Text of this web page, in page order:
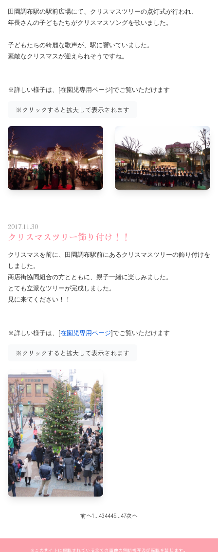
田園調布駅の駅前広場にて、クリスマスツリーの点灯式が行われ、
年長さんの子どもたちがクリスマスソングを歌いました。
子どもたちの綺麗な歌声が、駅に響いていました。
素敵なクリスマスが迎えられそうですね。
※詳しい様子は、[在園児専用ページ]でご覧いただけます
※クリックすると拡大して表示されます
2017.11.30
クリスマスツリー飾り付け！！
クリスマスを前に、田園調布駅前にあるクリスマスツリーの飾り付けを
しました。
商店街協同組合の方とともに、親子一緒に楽しみました。
とても立派なツリーが完成しました。
見に来てください！！
※詳しい様子は、[在園児専用ページ]でご覧いただけます
※クリックすると拡大して表示されます
前へ1 434445 47次へ
※このサイトに掲載されている全ての画像の無断複写及び転載を禁じます。